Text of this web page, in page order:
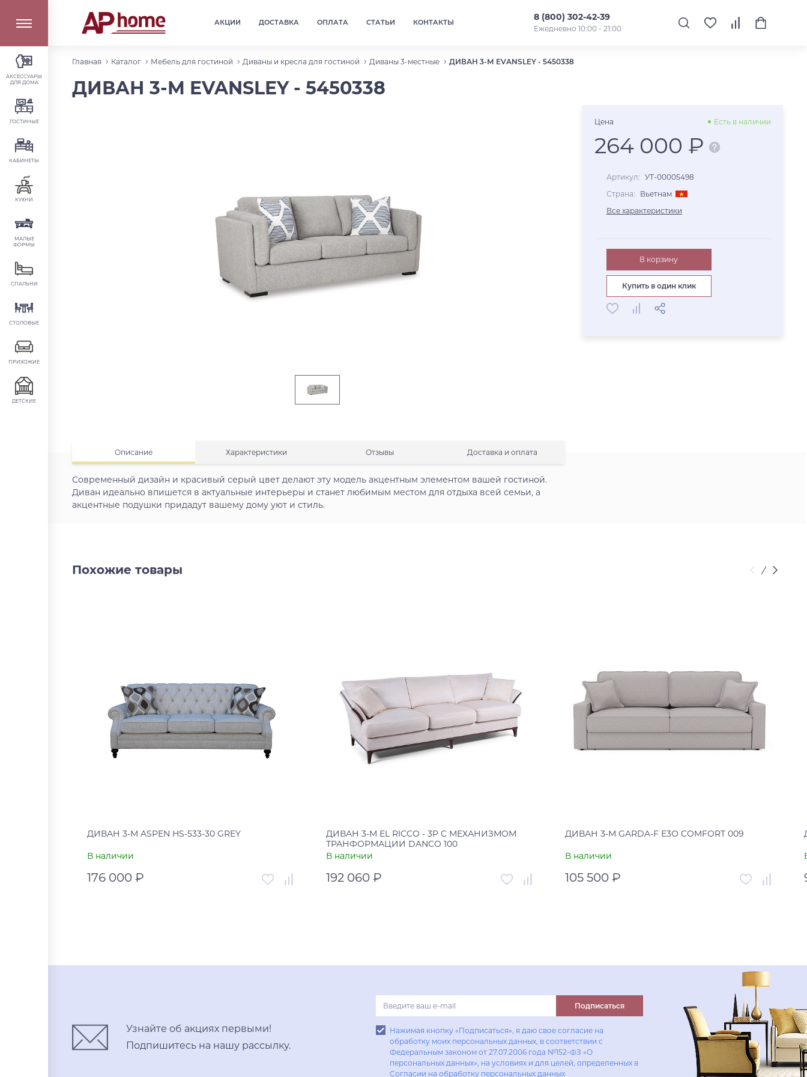
АКЦИИ ДОСТАВКА ОПЛАТА СТАТЬИ КОНТАКТЫ 8 (800) 302-42-39
Ежедневно 10:00 - 21:00
АКСЕССУАРЫ
ДЛЯ ДОМА
ГОСТИНЫЕ
КАБИНЕТЫ
КУХНИ
МАЛЫЕ
ФОРМЫ
СПАЛЬНИ
СТОЛОВЫЕ
ПРИХОЖИЕ
ДЕТСКИЕ
Главная Каталог Мебель для гостиной Диваны и кресла для гостиной Диваны 3-местные ДИВАН 3-М EVANSLEY - 5450338
ДИВАН 3-М EVANSLEY - 5450338
Описание Характеристики Отзывы Доставка и оплата
Современный дизайн и красивый серый цвет делают эту модель акцентным элементом вашей гостиной.
Диван идеально впишется в актуальные интерьеры и станет любимым местом для отдыха всей семьи, а
акцентные подушки придадут вашему дому уют и стиль.
Цена Есть в наличии
264 000 ₽
Артикул: УТ-00005498
Страна:
Вьетнам
Все характеристики
В корзину
Купить в один клик
Похожие товары
ДИВАН 3-М ASPEN HS-533-30 GREY
В наличии
176 000 ₽
Купить в один клик
ДИВАН 3-М EL RICCO - 3P С МЕХАНИЗМОМ
ТРАНФОРМАЦИИ DANCO 100
В наличии
192 060 ₽
Купить в один клик
ДИВАН 3-М GARDA-F Е3О COMFORT 009
В наличии
105 500 ₽
Купить в один клик
Узнайте об акциях первыми!
Подпишитесь на нашу рассылку.
Подписаться
Нажимая кнопку «Подписаться», я даю свое согласие на
обработку моих персональных данных, в соответствии с
Федеральным законом от 27.07.2006 года №152-ФЗ «О
персональных данных», на условиях и для целей, определенных в
Согласии на обработку персональных данных